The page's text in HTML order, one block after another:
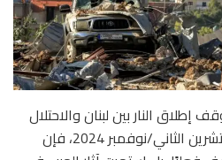
النار بين لبنان والاحتلال
الإسرائيلي حيّز التنفيذ منذ 27 تشرين الثاني/نوفمبر 2024، فإن